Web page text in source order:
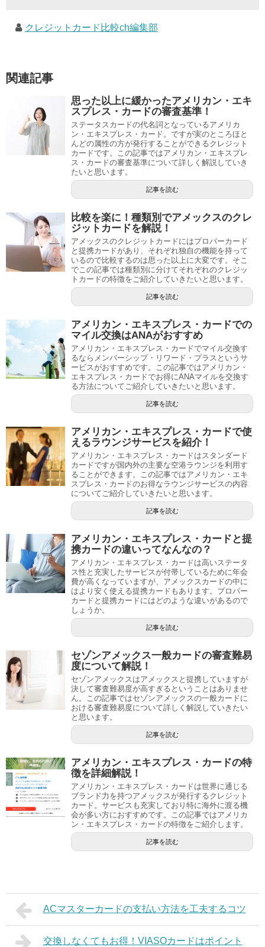
クレジットカード比較ch編集部
関連記事
思った以上に緩かったアメリカン・エキ
スプレス・カードの審査基準！
ステータスカードの代名詞となっているアメリカ
ン・エキスプレス・カード。ですが実のところほと
んどの属性の方が発行することができるクレジット
カードです。この記事ではアメリカン・エキスプレ
ス・カードの審査基準について詳しく解説していき
たいと思います。
記事を読む
比較を楽に！種類別でアメックスのクレ
ジットカードを解説！
アメックスのクレジットカードにはプロパーカード
と提携カードがあり、それぞれ独自の機能を持って
いるので比較するのは思った以上に大変です。そこ
でこの記事では種類別に分けてそれぞれのクレジッ
トカードの特徴をご紹介していきたいと思います。
記事を読む
アメリカン・エキスプレス・カードでの
マイル交換はANAがおすすめ
アメリカン・エキスプレス・カードでマイル交換す
るならメンバーシップ・リワード・プラスというサ
ービスがおすすめです。この記事ではアメリカン・
エキスプレス・カードでお得にANAマイルを交換す
る方法についてご紹介していきたいと思います。
記事を読む
アメリカン・エキスプレス・カードで使
えるラウンジサービスを紹介！
アメリカン・エキスプレス・カードはスタンダード
カードですが国内外の主要な空港ラウンジを利用す
ることができます。この記事ではアメリカン・エキ
スプレス・カードのお得なラウンジサービスの内容
についてご紹介していきたいと思います。
記事を読む
アメリカン・エキスプレス・カードと提
携カードの違いってなんなの？
アメリカン・エキスプレス・カードは高いステータ
ス性と充実したサービスが付帯しているために年会
費が高くなっていますが、アメックスカードの中に
はより安く使える提携カードもあります。プロパー
カードと提携カードにはどのような違いがあるので
しょうか。
記事を読む
セゾンアメックス一般カードの審査難易
度について解説！
セゾンアメックスはアメックスと提携していますが
決して審査難易度が高すぎるということはありませ
ん。この記事ではセゾンアメックスの一般カードに
おける審査難易度について詳しく解説していきたい
と思います。
記事を読む
アメリカン・エキスプレス・カードの特
徴を詳細解説！
アメリカン・エキスプレス・カードは世界に通じる
ブランド力を持つアメックスが発行するクレジット
カード。サービスも充実しており特に海外に渡る機
会が多い方におすすめです。この記事ではアメリカ
ン・エキスプレス・カードの特徴をご紹介します。
記事を読む
ACマスターカードの支払い方法を工夫するコツ
交換しなくてもお得！VIASOカードはポイント